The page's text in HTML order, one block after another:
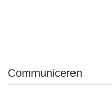
Communiceren